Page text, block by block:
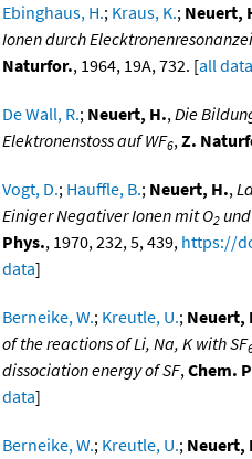
Ebinghaus, H.; Kraus, K.; Neuert,
Ionen durch
Naturfor., 1964, 19A, 732. [all data
De Wall, R.; Neuert, H.,Die
Elektronenstoss auf WF6,Z.
Vogt, D.; Hauffle, B.; Neuert, H.,
Einiger Negativer Ionen mit O2
Phys., 1970, 232, 5, 439, https://
data]
Berneike, W.; Kreutle, U.; Neuert,
of the reactions of Li, Na, K with SF
dissociation energy of SF,Chem.
data]
Berneike, W.; Kreutle, U.; Neuert,